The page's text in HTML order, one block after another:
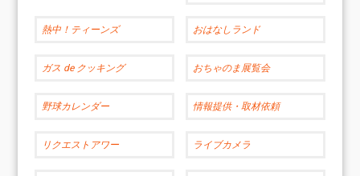
熱中！ティーンズ おはなしランド
ガス de クッキング おちゃのま展覧会
野球カレンダー 情報提供・取材依頼
リクエストアワー ライブカメラ